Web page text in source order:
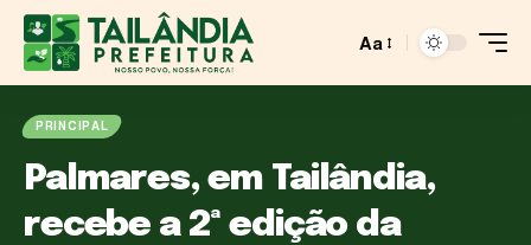
Aa
PRINCIPAL
Palmares, em Tailândia,
recebe a 2ª edição da